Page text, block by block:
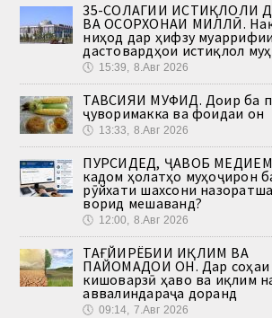
35-СОЛАГИИ ИСТИҚЛОЛИ
ВА ОСОРХОНАИ МИЛЛӢ.
ниҳод дар ҳифзу
дастовардҳои истиқлол
🕔 15:39, 8.Авг 2026
ТАВСИЯИ МУФИД. Доир ба
ҷуворимакка ва фоидаи он
🕔 13:33, 8.Авг 2026
ПУРСИДЕД, ҶАВОБ
кадом ҳолатҳо муҳоҷирон
рӯйхати шахсони
ворид мешаванд?
🕔 12:00, 8.Авг 2026
ТАҒЙИРЁБИИ ИҚЛИМ ВА
ПАЙОМАДҲОИ ОН. Дар соҳаи
кишоварзӣ ҳаво ва иқлим
аввалиндараҷа доранд
🕔 09:14, 7.Авг 2026